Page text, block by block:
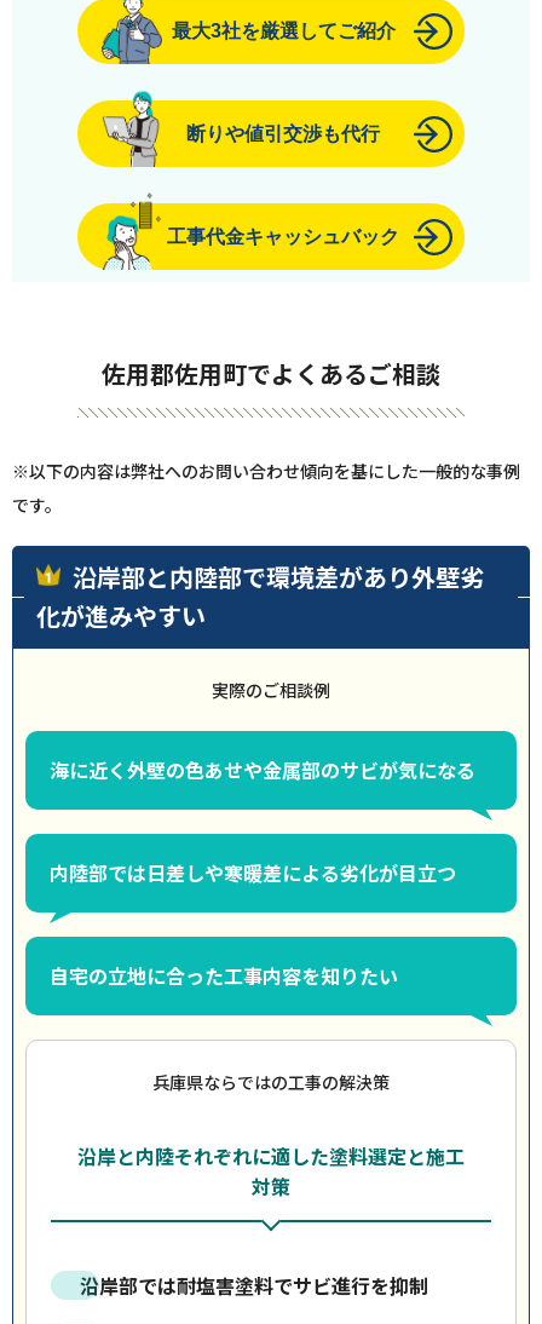
最大3社を厳選してご紹介
断りや値引交渉も代行
工事代金キャッシュバック
佐用郡佐用町でよくあるご相談
※以下の内容は弊社へのお問い合わせ傾向を基にした一般的な事例
です。
沿岸部と内陸部で環境差があり外壁劣
化が進みやすい
実際のご相談例
海に近く外壁の色あせや金属部のサビが気になる
内陸部では日差しや寒暖差による劣化が目立つ
自宅の立地に合った工事内容を知りたい
兵庫県ならではの工事の解決策
沿岸と内陸それぞれに適した塗料選定と施工
対策
沿岸部では耐塩害塗料でサビ進行を抑制